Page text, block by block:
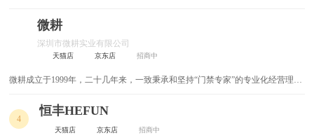
锁具
微耕
深圳市微耕实业有限公司
天猫店 京东店 招商中
微耕成立于1999年，二十几年来，一致秉承和坚持“门禁专家”的专业化经营理
，将全部的资金和人才投入到以联网型门禁控制器为核心的门禁系统的研发和制
造上来，并赢得了广大消费者的认可，在一卡通领域取得了卓越的成就。
4
恒丰HEFUN
天猫店 京东店 招商中